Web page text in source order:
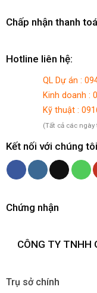
Chấp nhận thanh
Hotline liên hệ:
QL Dự án :
Kinh doanh :
Kỹ thuật :
(Tất cả các
Kết nối với chúng tôi
Chứng nhận
CÔNG TY TNHH
Trụ sở chính